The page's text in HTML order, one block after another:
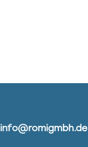
info@romigmbh.de